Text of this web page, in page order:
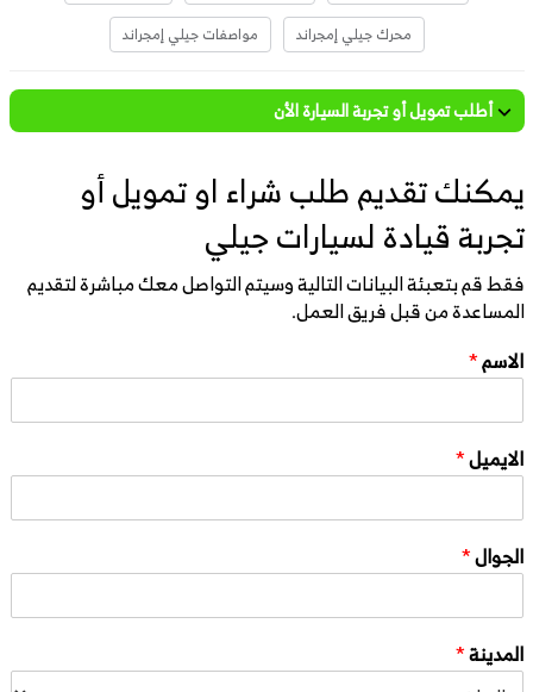
محرك جيلي إمجراند
مواصفات جيلي إمجراند
أطلب تمويل أو تجربة السيارة الأن
يمكنك تقديم طلب شراء او تمويل أو
تجربة قيادة لسيارات جيلي
فقط قم بتعبئة البيانات التالية وسيتم التواصل معك مباشرة لتقديم
المساعدة من قبل فريق العمل.
الاسم*
الايميل*
الجوال*
المدينة*